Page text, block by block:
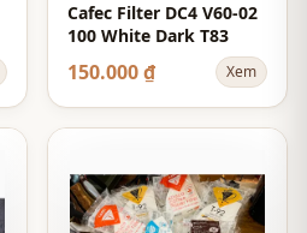
Cafec Filter DC4 V60-02
100 White Dark T83
150.000 ₫ Xem